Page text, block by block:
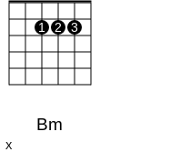
1 2 3
Bm
X